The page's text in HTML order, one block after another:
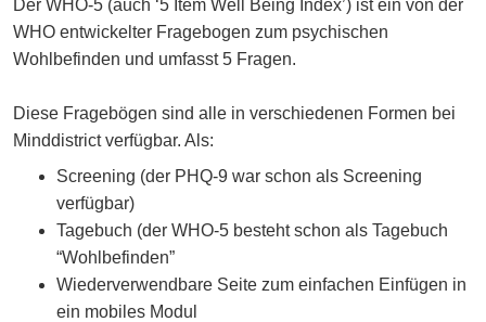
Der WHO-5 (auch ‘5 Item Well Being Index’) ist ein von der
WHO entwickelter Fragebogen zum psychischen
Wohlbefinden und umfasst 5 Fragen.
Diese Fragebögen sind alle in verschiedenen Formen bei
Minddistrict verfügbar. Als:
Screening (der PHQ-9 war schon als Screening
verfügbar)
Tagebuch (der WHO-5 besteht schon als Tagebuch
“Wohlbefinden”
Wiederverwendbare Seite zum einfachen Einfügen in
ein mobiles Modul